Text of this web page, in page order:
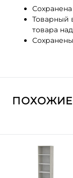
Сохранена
Товарный
товара
ПОХОЖИЕ